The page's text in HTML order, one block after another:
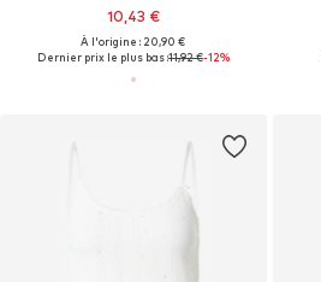
10,43 €
À l'origine : 20,90 €
Dernier prix le plus bas :11,92 €-12%